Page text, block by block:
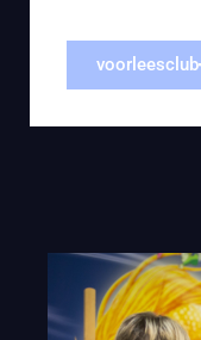
voorleesclub